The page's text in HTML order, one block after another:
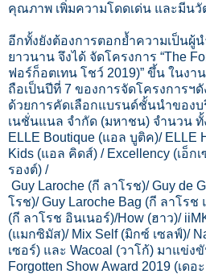
คุณภาพ เพิ่มความโดดเด่น และมีน
อีกทั้งยังต้องการตอกย้ำความเป็นผู้
ยาวนาน จึงได้ จัดโครงการ “The
ฟอร์ก็อตเทน โชว์ 2019)” ขึ้น ในงา
ถือเป็นปีที่ 7 ของการจัดโครงการฯ
ด้วยการคัดเลือกแบรนด์ชั้นนำของบ
เนชั่นแนล จำกัด (มหาชน) จำนวน
ELLE Boutique (แอล บูติค)/ ELLE
Kids (แอล คิดส์) / Excellency (เอ็ก
รองต์) /
Guy Laroche (กี ลาโรช)/ Guy de
โรช)/ Guy Laroche Bag (กี ลาโรช
(กี ลาโรช อินเนอร์)/How (ฮาว)/
(แมกซิมัส)/ Mix Self (มิกซ์ เซลฟ์)/
เซอร์) และ Wacoal (วาโก้) มาแข่ง
Forgotten Show Award 2019 (เด